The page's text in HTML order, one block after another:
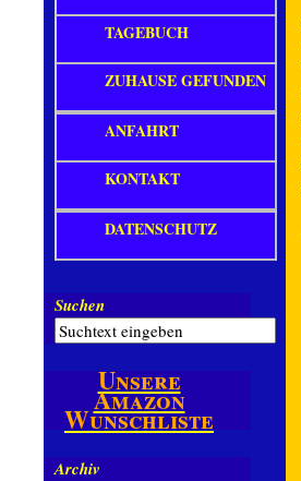
TAGEBUCH
ZUHAUSE GEFUNDEN
ANFAHRT
KONTAKT
DATENSCHUTZ
Suchen
Unsere
Amazon
Wunschliste
Archiv